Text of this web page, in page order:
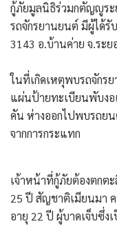
กู้ภัยมูลนิธิร่วมกตัญญูระ
รถจักรยานยนต์ มีผู้ได้รั
3143 อ.บ้านค่าย จ.ระย
ในที่เกิดเหตุพบรถจักร
แผ่นป้ายทะเบียนพับงอ
คัน ห่างออกไปพบรถย
จากการกระแทก
เจ้าหน้าที่กู้ภัยต้องตกต
25 ปี สัญชาติเมียนมา
อายุ 22 ปี ผู้บาดเจ็บซึ่